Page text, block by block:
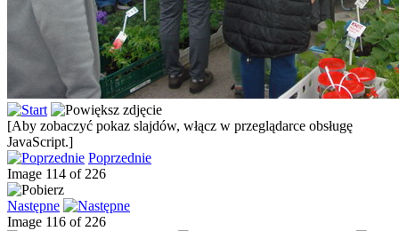
[Aby zobaczyć pokaz slajdów, włącz w przeglądarce obsługę
JavaScript.]
Poprzednie
Image 114 of 226
Następne
Image 116 of 226